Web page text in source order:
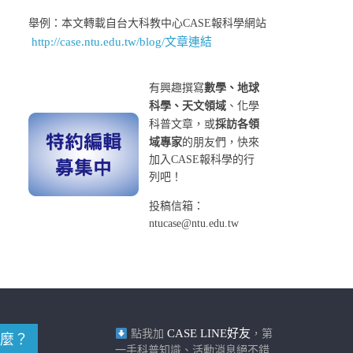
舉例：本文轉載自台大科教中心CASE報科學網站
http://case.ntu.edu.tw/blog/文章連結
有興趣撰寫數學、地球
科學、天文領域 、化學
科普文章，或採訪各領
域專家的朋友們，快來
加入CASE報科學的行
列吧！
投稿信箱：
ntucase@ntu.edu.tw
？ 點我加 CASE LINE好友 ，第
一手科普知識、活動消息絕不錯